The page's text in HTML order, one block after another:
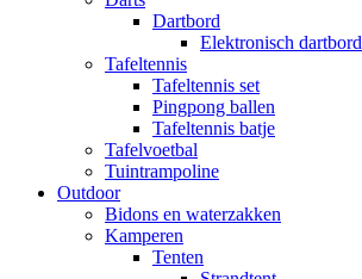
Dartbord
Elektronisch dartbord
Tafeltennis
Tafeltennis set
Pingpong ballen
Tafeltennis batje
Tafelvoetbal
Tuintrampoline
Outdoor
Bidons en waterzakken
Kamperen
Tenten